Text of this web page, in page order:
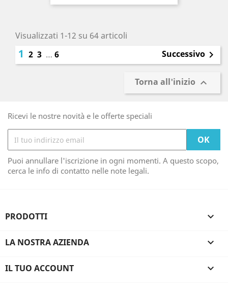
Visualizzati 1-12 su 64 articoli
1 2 3 … 6 Successivo 
Torna all'inizio 
Ricevi le nostre novità e le offerte speciali
Puoi annullare l'iscrizione in ogni momenti. A questo scopo,
cerca le info di contatto nelle note legali.
PRODOTTI 
LA NOSTRA AZIENDA 
IL TUO ACCOUNT 